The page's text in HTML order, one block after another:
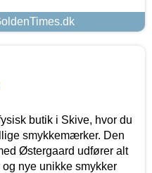
butik i Skive, hvor du
smykkemærker. Den
Østergaard udfører alt
nye unikke smykker